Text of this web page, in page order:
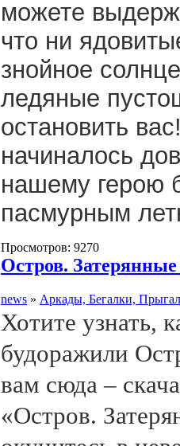
можете
что ни
знойное
ледяные
остановить
начиналось
нашему герою
пасмурным
Просмотров: 9270
Остров. Затерянные
news » Аркады, Бегалки,
Хотите узнать,
будоражили
вам сюда –
«Остров.